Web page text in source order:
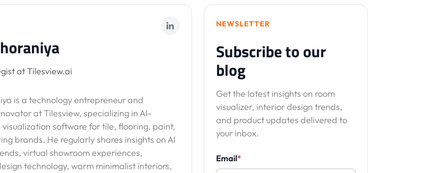
at Tilesview.ai
is a technology entrepreneur and
at Tilesview, specializing in AI-
software for tile, flooring, paint,
brands. He regularly shares insights on AI
virtual showroom experiences,
technology, warm minimalist interiors,
NEWSLETTER
Subscribe to our
blog
Get the latest insights on room
visualizer, interior design trends,
and product updates delivered to
your inbox.
Email*